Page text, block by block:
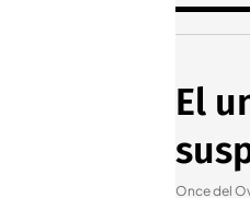
El
Once del